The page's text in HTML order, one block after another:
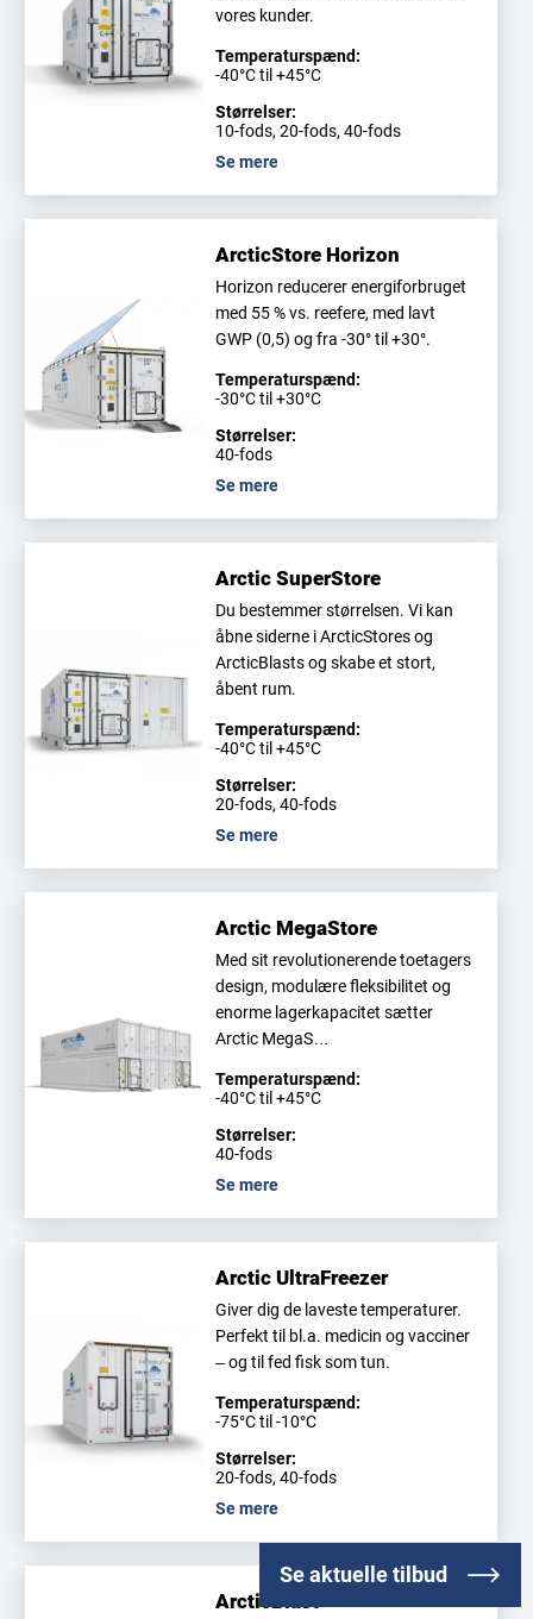
vores kunder.
Temperaturspænd:
-40°C til +45°C
Størrelser:
10-fods, 20-fods, 40-fods
Se mere
ArcticStore Horizon
Horizon reducerer energiforbruget
med 55 % vs. reefere, med lavt
GWP (0,5) og fra -30° til +30°.
Temperaturspænd:
-30°C til +30°C
Størrelser:
40-fods
Se mere
Arctic SuperStore
Du bestemmer størrelsen. Vi kan
åbne siderne i ArcticStores og
ArcticBlasts og skabe et stort,
åbent rum.
Temperaturspænd:
-40°C til +45°C
Størrelser:
20-fods, 40-fods
Se mere
Arctic MegaStore
Med sit revolutionerende toetagers
design, modulære fleksibilitet og
enorme lagerkapacitet sætter
Arctic MegaS…
Temperaturspænd:
-40°C til +45°C
Størrelser:
40-fods
Se mere
Arctic UltraFreezer
Giver dig de laveste temperaturer.
Perfekt til bl.a. medicin og vacciner
– og til fed fisk som tun.
Temperaturspænd:
-75°C til -10°C
Størrelser:
20-fods, 40-fods
Se mere
ArcticBlast
Se aktuelle tilbud